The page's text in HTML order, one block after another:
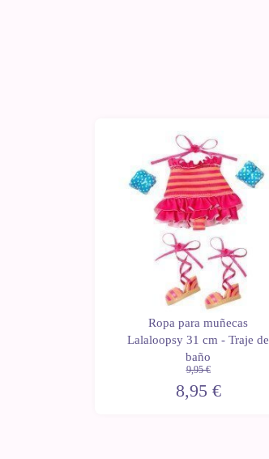
Ropa para muñecas
Lalaloopsy 31 cm - Traje de
baño
9,95 €
8,95 €